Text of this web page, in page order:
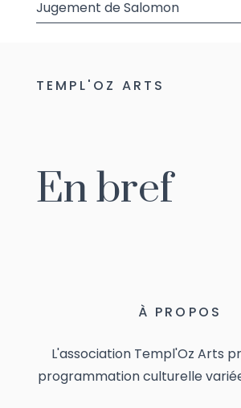
de
Jugement de Salomon
TEMPL'OZ ARTS
En bref
À PROPOS
L'association Templ'Oz Arts
programmation culturelle